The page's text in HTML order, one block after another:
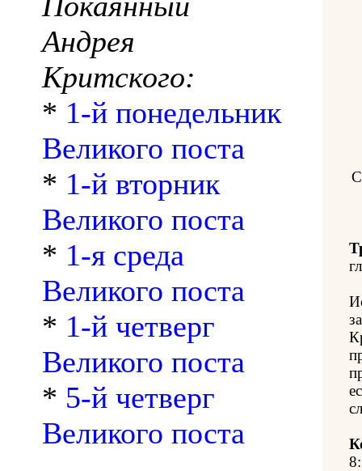
Андрея
Критского:
* 1-й понедельник
Великого поста
* 1-й вторник
Великого поста
* 1-я среда
Великого поста
* 1-й четверг
Великого поста
* 5-й четверг
Великого поста
8: